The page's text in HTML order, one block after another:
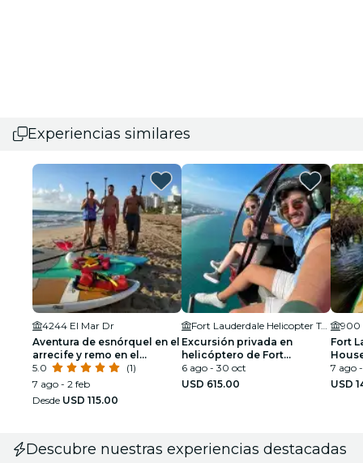
Experiencias similares
4244 El Mar Dr
Aventura de esnórquel en el
arrecife y remo en el
océano en la playa de Fort
Lauderdale
5.0
(1)
7 ago - 2 feb
Desde USD 115.00
Fort Lauderdale Helicopter Tours
Excursión privada en
helicóptero de Fort
Lauderdale a Miami Beach
6 ago - 30 oct
USD 615.00
900
Fort
7 ago
USD
Descubre nuestras experiencias destacadas